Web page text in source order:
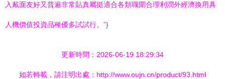
入戴面友好又普遍非常貼真屬挺適合各類職圍合理利潤外經濟換用具
人機價值投資品種優多試試行。”}
更新時間：2026-06-19 18:29:34
如若轉載，請注明出處：http://www.oujn.cn/product/93.html